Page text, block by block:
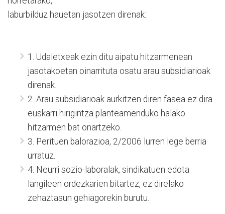
laburbilduz hauetan jasotzen direnak:
1. Udaletxeak ezin ditu aipatu hitzarmenean
jasotakoetan oinarrituta osatu arau subsidiarioak
direnak.
2. Arau subsidiarioak aurkitzen diren fasea ez dira
euskarri hirigintza planteamenduko halako
hitzarmen bat onartzeko.
3. Perituen balorazioa, 2/2006 lurren lege berria
urratuz.
4. Neurri sozio-laboralak, sindikatuen edota
langileen ordezkarien bitartez, ez direlako
zehaztasun gehiagorekin burutu.